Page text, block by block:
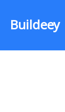
Buildeey